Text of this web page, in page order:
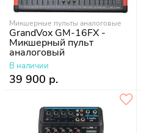
Микшерные пульты аналоговые
GrandVox GM-16FX -
Микшерный пульт
аналоговый
В наличии
39 900 р.